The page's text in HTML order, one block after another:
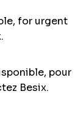
for urgent
pour
Besix.